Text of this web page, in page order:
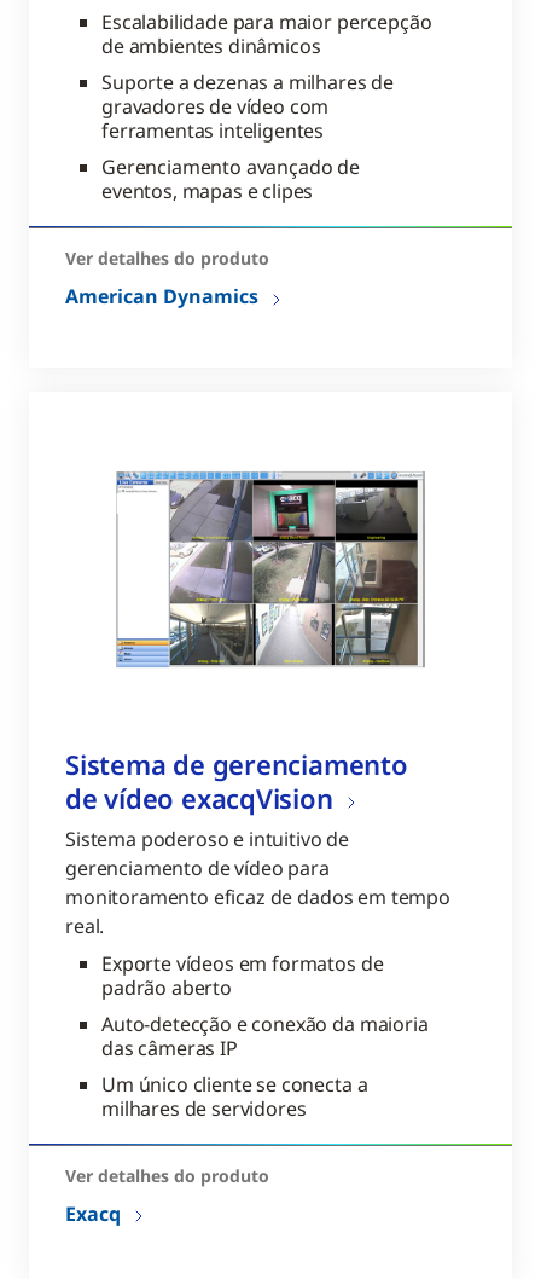
Escalabilidade para maior percepção
de ambientes dinâmicos
Suporte a dezenas a milhares de
gravadores de vídeo com
ferramentas inteligentes
Gerenciamento avançado de
eventos, mapas e clipes
Ver detalhes do produto
American Dynamics
Sistema de gerenciamento
de vídeo exacqVision
Sistema poderoso e intuitivo de
gerenciamento de vídeo para
monitoramento eficaz de dados em tempo
real.
Exporte vídeos em formatos de
padrão aberto
Auto-detecção e conexão da maioria
das câmeras IP
Um único cliente se conecta a
milhares de servidores
Ver detalhes do produto
Exacq